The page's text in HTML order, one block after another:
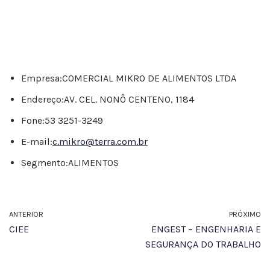
Empresa:COMERCIAL MIKRO DE ALIMENTOS LTDA
Endereço:AV. CEL. NONÔ CENTENO, 1184
Fone:53 3251-3249
E-mail:c.mikro@terra.com.br
Segmento:ALIMENTOS
ANTERIOR
CIEE
PRÓXIMO
ENGEST – ENGENHARIA E
SEGURANÇA DO TRABALHO